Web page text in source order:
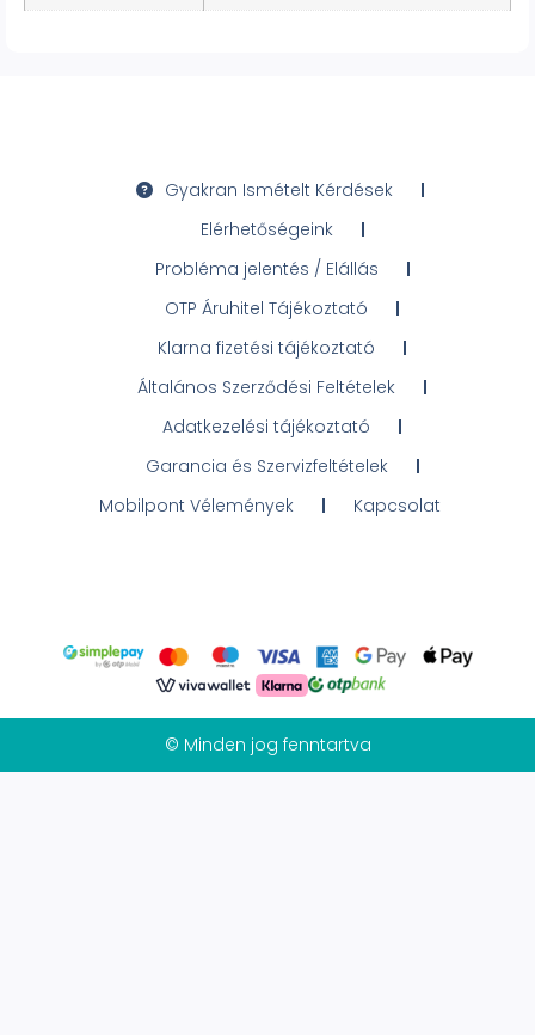
Gyakran Ismételt Kérdések
Elérhetőségeink
Probléma jelentés / Elállás
OTP Áruhitel Tájékoztató
Klarna fizetési tájékoztató
Általános Szerződési Feltételek
Adatkezelési tájékoztató
Garancia és Szervizfeltételek
Mobilpont Vélemények
Kapcsolat
© Minden jog fenntartva